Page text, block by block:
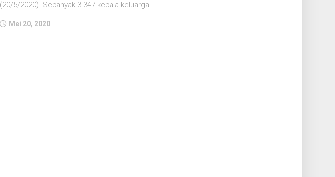
(20/5/2020). Sebanyak 3.347 kepala keluarga...
Mei 20, 2020